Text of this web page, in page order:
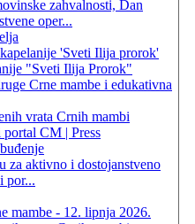
zahvalnosti, Dan
oper...
'Sveti Ilija prorok'
Crne mambe i edukativna
CM | Press
za aktivno i dostojanstveno
por...
mambe - 12. lipnja 2026.